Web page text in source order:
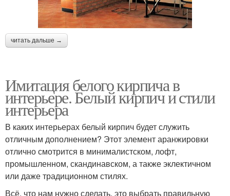
читать дальше →
Имитация белого кирпича в
интерьере. Белый кирпич и стили
интерьера
В каких интерьерах белый кирпич будет служить
отличным дополнением? Этот элемент аранжировки
отлично смотрится в минималистском, лофт,
промышленном, скандинавском, а также эклектичном
или даже традиционном стилях.
Всё, что нам нужно сделать, это выбрать правильную